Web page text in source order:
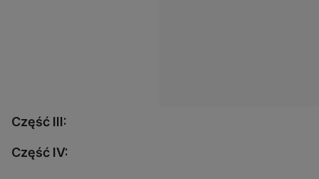
Część III:
Część IV: